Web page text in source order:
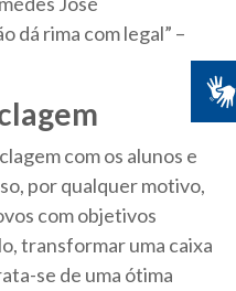
dá rima com legal” –
com os alunos e
por qualquer motivo,
com objetivos
transformar uma caixa
se de uma ótima